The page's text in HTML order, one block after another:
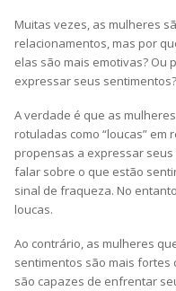
Muitas vezes, as mulheres
relacionamentos, mas por
elas são mais emotivas? Ou
expressar seus sentimentos?
A verdade é que as
rotuladas como “loucas”
propensas a expressar
falar sobre o que estão
sinal de fraqueza. No
loucas.
Ao contrário, as mulheres
sentimentos são mais fortes
são capazes de enfrentar